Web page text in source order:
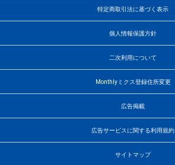
特定商取引法に基づく表示
個人情報保護方針
二次利用について
Monthlyミクス登録住所変更
広告掲載
広告サービスに関する利用規約
サイトマップ